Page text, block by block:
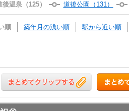
後温泉（125） 道後公園（131）
順 築年月の浅い順 駅から近い順